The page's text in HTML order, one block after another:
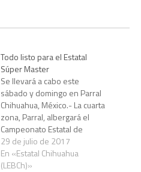
Todo listo para el Estatal
Súper Master
Se llevará a cabo este
sábado y domingo en Parral
Chihuahua, México.- La cuarta
zona, Parral, albergará el
Campeonato Estatal de
Béisbol Súper Máster ese
sábado y domingo, teniendo
como escenarios los campos
29 de julio de 2017
En «Estatal Chihuahua
(LEBCh)»